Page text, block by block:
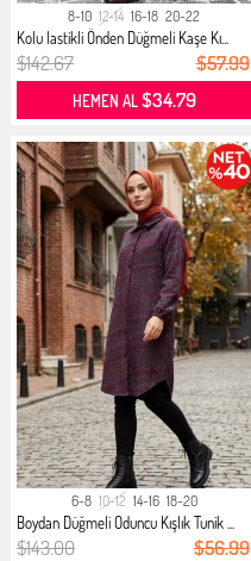
8-10 12-14 16-18 20-22
Kolu lastikli Önden Düğmeli Kaşe Kı...
$142.67 $57.99
HEMEN AL$34.79
6-8 10-12 14-16 18-20
Boydan Düğmeli Oduncu Kışlık Tunik ...
$143.00 $56.99